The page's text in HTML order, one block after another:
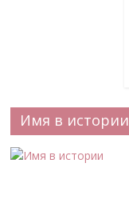
Имя в истории